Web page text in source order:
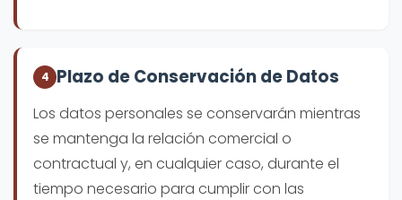
4 Plazo de Conservación de Datos
Los datos personales se conservarán mientras
se mantenga la relación comercial o
contractual y, en cualquier caso, durante el
tiempo necesario para cumplir con las